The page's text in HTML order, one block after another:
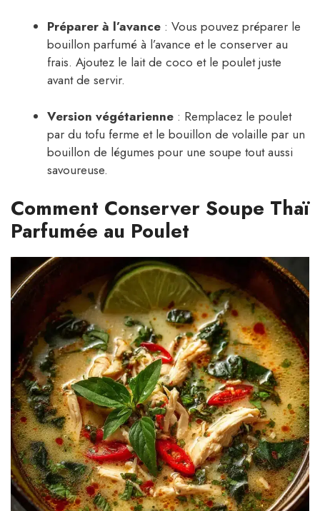
Préparer à l’avance : Vous pouvez préparer le
bouillon parfumé à l’avance et le conserver au
frais. Ajoutez le lait de coco et le poulet juste
avant de servir.
Version végétarienne : Remplacez le poulet
par du tofu ferme et le bouillon de volaille par un
bouillon de légumes pour une soupe tout aussi
savoureuse.
Comment Conserver Soupe Thaï
Parfumée au Poulet